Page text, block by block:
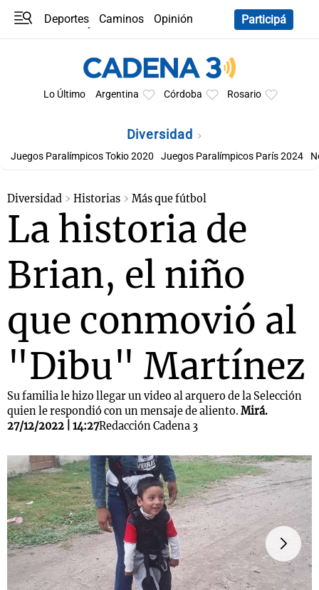
Deportes Caminos
Opinión
Participá
Lo Último Argentina Córdoba Rosario
Diversidad
Juegos Paralímpicos Tokio 2020 Juegos Paralímpicos París 2024
Diversidad Historias Más que fútbol
La historia de
Brian, el niño
que conmovió al
"Dibu" Martínez
Su familia le hizo llegar un video al arquero de la Selección
quien le respondió con un mensaje de aliento. Mirá.
27/12/2022 | 14:27Redacción Cadena 3